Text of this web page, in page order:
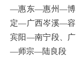
—惠东—惠州—
定—广西岑溪—
宾阳—南宁段、
—师宗—陆良段